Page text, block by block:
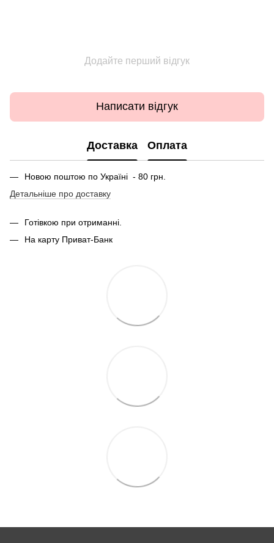
Додайте перший відгук
Написати відгук
Доставка Оплата
Новою поштою по Україні - 80 грн.
Детальніше про доставку
Готівкою при отриманні.
На карту Приват-Банк